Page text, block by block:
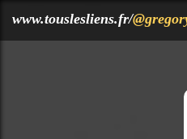
www.touslesliens.fr/